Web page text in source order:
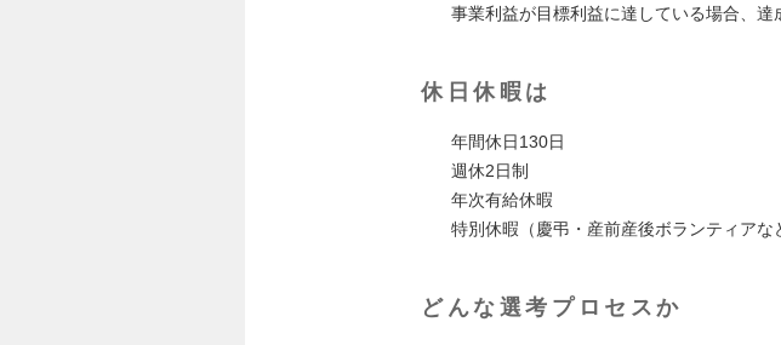
事業利益が目標利益に達している場合、達
休日休暇は
年間休日130日
週休2日制
年次有給休暇
特別休暇（慶弔・産前産後ボランティアな
どんな選考プロセスか